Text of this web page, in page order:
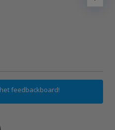
feedbackboard!